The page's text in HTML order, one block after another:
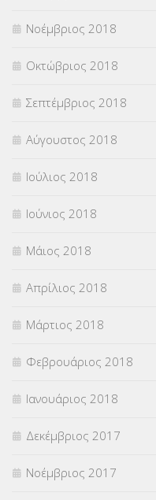
Νοέμβριος 2018
Οκτώβριος 2018
Σεπτέμβριος 2018
Αύγουστος 2018
Ιούλιος 2018
Ιούνιος 2018
Μάιος 2018
Απρίλιος 2018
Μάρτιος 2018
Φεβρουάριος 2018
Ιανουάριος 2018
Δεκέμβριος 2017
Νοέμβριος 2017